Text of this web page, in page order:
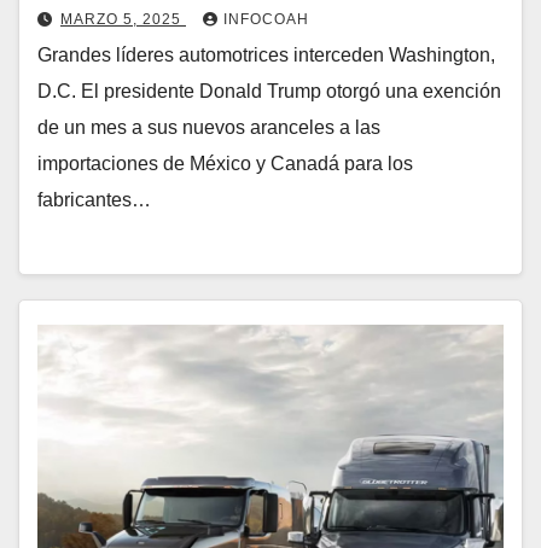
MARZO 5, 2025 INFOCOAH
Grandes líderes automotrices interceden Washington,
D.C. El presidente Donald Trump otorgó una exención
de un mes a sus nuevos aranceles a las
importaciones de México y Canadá para los
fabricantes…